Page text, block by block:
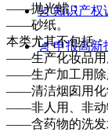
녕 知识产权
녕 申报高新
——抛光蜡；
——砂纸。
本类尤其不包括：
——生产化妆品用
——生产加工用除
——清洁烟囱用化
——非人用、非动
——含药物的洗发